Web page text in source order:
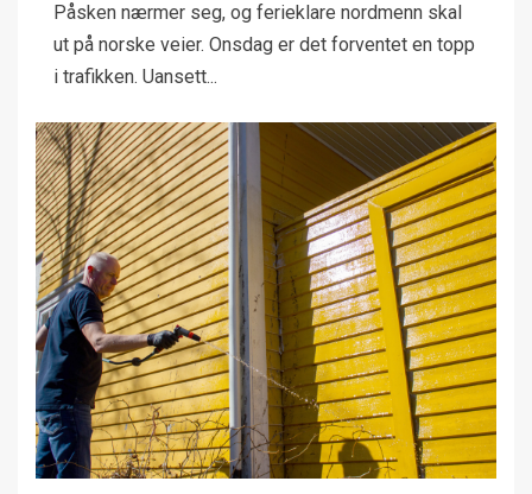
Påsken nærmer seg, og ferieklare nordmenn skal
ut på norske veier. Onsdag er det forventet en topp
i trafikken. Uansett...